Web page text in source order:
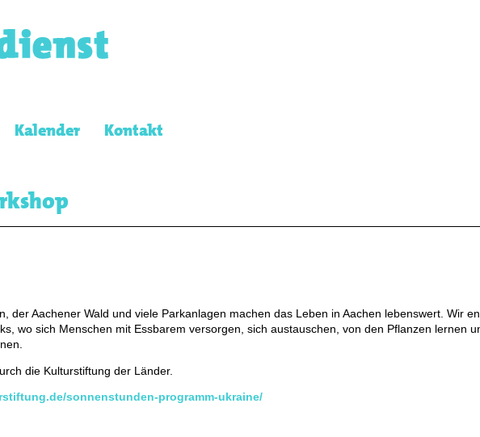
Kalender Kontakt
der Aachener Wald und viele Parkanlagen machen das Leben in Aachen lebenswert. Wir
wo sich Menschen mit Essbarem versorgen, sich austauschen, von den Pflanzen lernen
die Kulturstiftung der Länder.
sonnenstunden-programm-ukraine/